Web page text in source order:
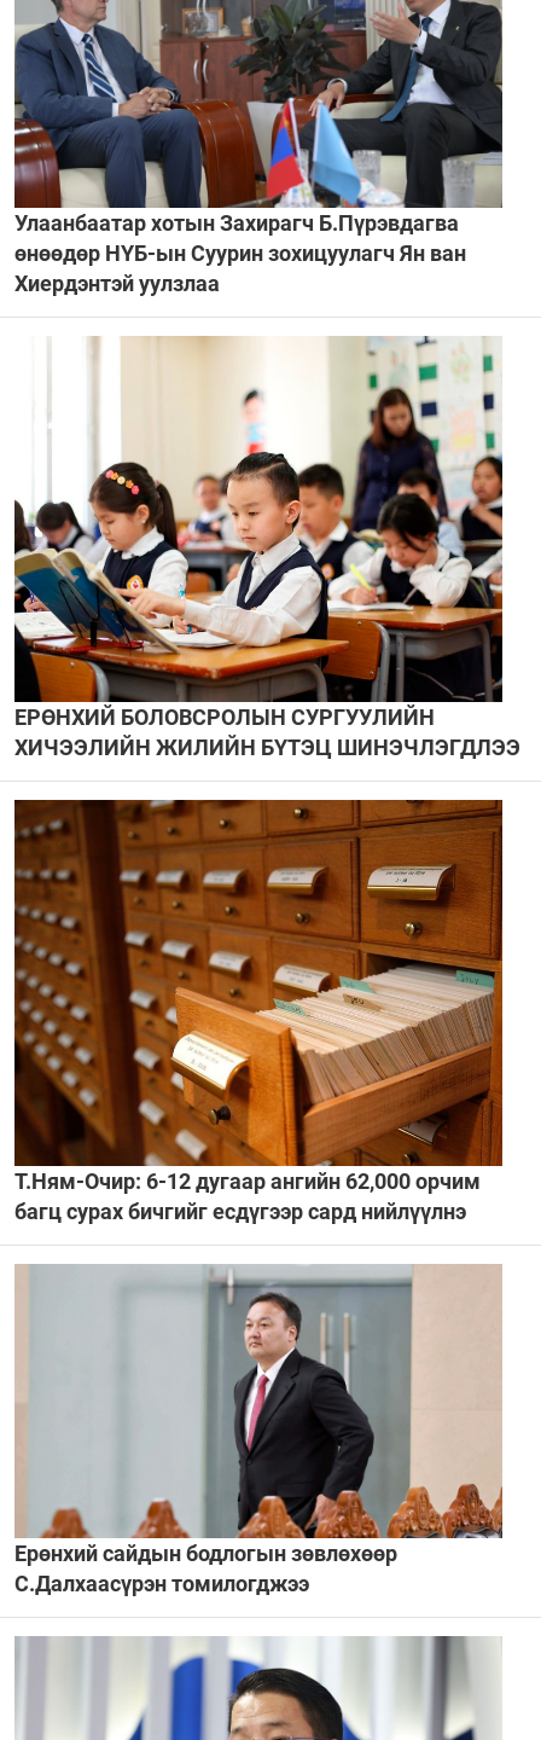
Улаанбаатар хотын Захирагч Б.Пүрэвдагва
өнөөдөр НҮБ-ын Суурин зохицуулагч Ян ван
Хиердэнтэй уулзлаа
ЕРӨНХИЙ БОЛОВСРОЛЫН СУРГУУЛИЙН
ХИЧЭЭЛИЙН ЖИЛИЙН БҮТЭЦ ШИНЭЧЛЭГДЛЭЭ
Т.Ням-Очир: 6-12 дугаар ангийн 62,000 орчим
багц сурах бичгийг есдүгээр сард нийлүүлнэ
Ерөнхий сайдын бодлогын зөвлөхөөр
С.Далхаасүрэн томилогджээ